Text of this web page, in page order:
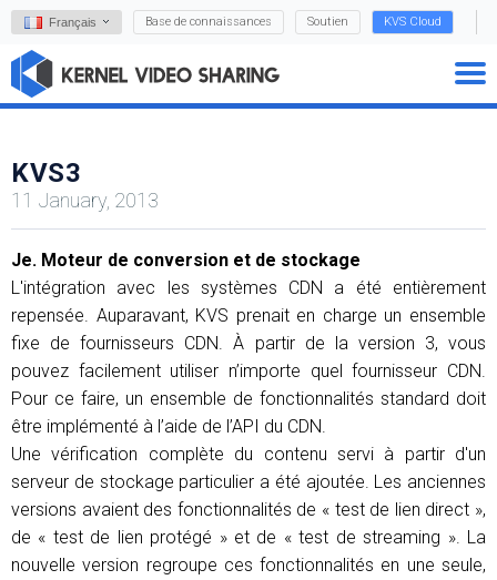
Français Base de connaissances Soutien KVS Cloud
KVS3
11 January, 2013
Je. Moteur de conversion et de stockage
L'intégration avec les systèmes CDN a été entièrement
repensée. Auparavant, KVS prenait en charge un ensemble
fixe de fournisseurs CDN. À partir de la version 3, vous
pouvez facilement utiliser n’importe quel fournisseur CDN.
Pour ce faire, un ensemble de fonctionnalités standard doit
être implémenté à l’aide de l’API du CDN.
Une vérification complète du contenu servi à partir d'un
serveur de stockage particulier a été ajoutée. Les anciennes
versions avaient des fonctionnalités de « test de lien direct »,
de « test de lien protégé » et de « test de streaming ». La
nouvelle version regroupe ces fonctionnalités en une seule,